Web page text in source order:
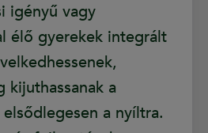
igényű vagy
élő gyerekek integrált
a
a nyíltra.